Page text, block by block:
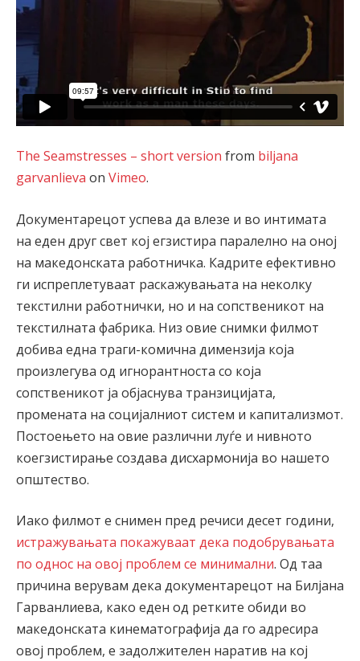
The Seamstresses – short version from biljana
garvanlieva on Vimeo.
Документарецот успева да влезе и во интимата
на еден друг свет кој егзистира паралелно на оној
на македонската работничка. Кадрите ефективно
ги испреплетуваат раскажувањата на неколку
текстилни работнички, но и на сопственикот на
текстилната фабрика. Низ овие снимки филмот
добива една траги-комична димензија која
произлегува од игнорантноста со која
сопственикот ја објаснува транзицијата,
промената на социјалниот систем и капитализмот.
Постоењето на овие различни луѓе и нивното
коегзистирање создава дисхармонија во нашето
општество.
Иако филмот е снимен пред речиси десет години,
истражувањата покажуваат дека подобрувањата
по однос на овој проблем се минимални. Од таа
причина верувам дека документарецот на Билјана
Гарванлиева, како еден од ретките обиди во
македонската кинематографија да го адресира
овој проблем, е задолжителен наратив на кој